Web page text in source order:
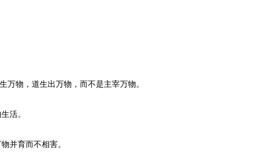
万物，道生出万物，而不是主宰万物。
活。
并育而不相害。